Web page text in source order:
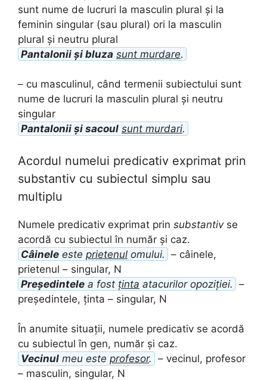
sunt nume de lucruri la masculin plural și la
feminin singular (sau plural) ori la masculin
plural și neutru plural
Pantalonii și bluza sunt murdare.
– cu masculinul, când termenii subiectului sunt
nume de lucruri la masculin plural și neutru
singular
Pantalonii și sacoul sunt murdari.
Acordul numelui predicativ exprimat prin
substantiv cu subiectul simplu sau
multiplu
Numele predicativ exprimat prin substantivse
acordă cu subiectul în număr și caz.
Câinele este prietenul omului. – câinele,
prietenul – singular, N
Președintele a fost ținta atacurilor opoziției. –
președintele, ținta – singular, N
În anumite situații, numele predicativ se acordă
cu subiectul în gen, număr și caz.
Vecinul meu este profesor. – vecinul, profesor
– masculin, singular, N